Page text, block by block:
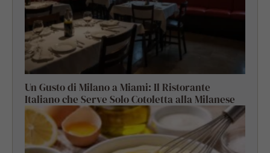
Un Gusto di Milano a Miami: Il Ristorante
Italiano che Serve Solo Cotoletta alla Milanese